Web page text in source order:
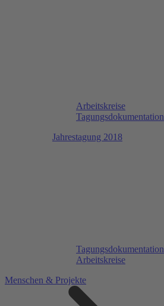
Arbeitskreise
Tagungsdokumentation
Jahrestagung 2018
Tagungsdokumentation
Arbeitskreise
Menschen & Projekte